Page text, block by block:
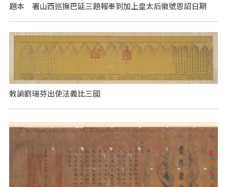
題本 署山西巡撫巴延三題報奉到加上皇太后徽號恩詔日期
敕諭劉瑞芬出使法義比三國